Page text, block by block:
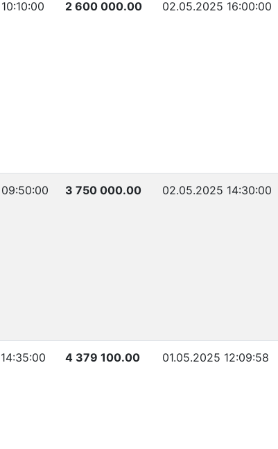
2 600 000.00 02.05.2025 16:00:00
3 750 000.00 02.05.2025 14:30:00
4 379 100.00 01.05.2025 12:09:58